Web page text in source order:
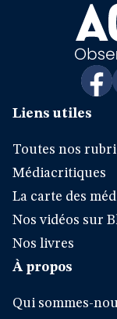
Liens utiles
Toutes nos
Médiacritiques
La carte des
Nos vidéos sur
Nos livres
À propos
Qui sommes-